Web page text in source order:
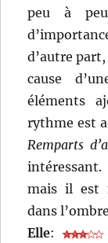
peu à
d’autre
cause
éléments
rythme est
Remparts
mais il est
dans
Elle: